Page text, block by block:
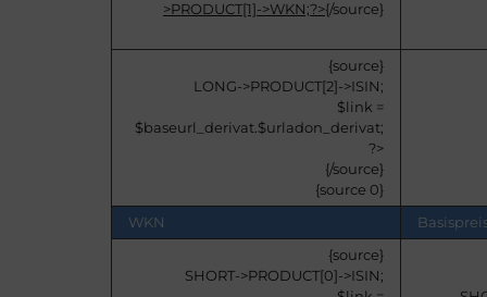
>PRODUCT[1]->WKN;?>{/source}
{source}
LONG->PRODUCT[2]->ISIN;
$link =
$baseurl_derivat.$urladon_derivat;
?>
{/source}
{source 0}
WKN
{source}
SHORT->PRODUCT[0]->ISIN;